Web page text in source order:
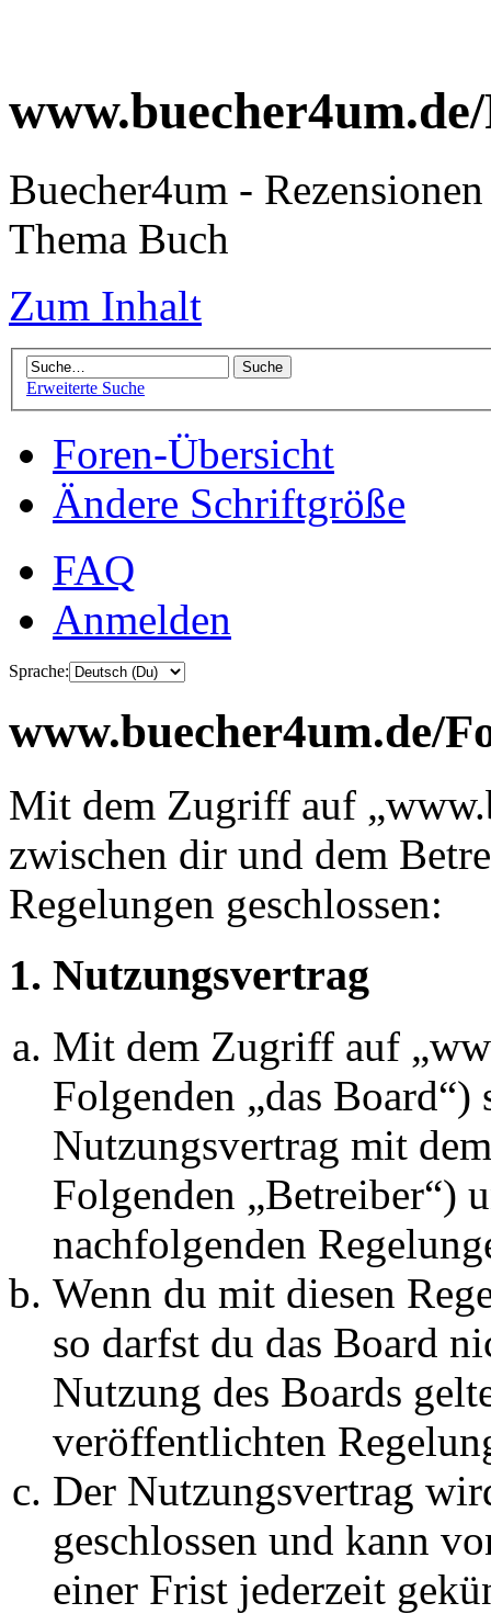
Buecher4um -
Thema Buch
Zum Inhalt
Erweiterte Suche
Foren-Übersicht
Ändere Schriftgröße
FAQ
Anmelden
Sprache:
www.buecher4um.de/
Mit dem Zugriff auf
zwischen dir und dem
Regelungen geschlossen:
1. Nutzungsvertrag
Mit dem Zugriff auf
Folgenden „das
Nutzungsvertrag mit
Folgenden „Betreiber“)
nachfolgenden
Wenn du mit diesen
so darfst du das Board
Nutzung des Boards
veröffentlichten
Der Nutzungsvertrag
geschlossen und kann
einer Frist jederzeit